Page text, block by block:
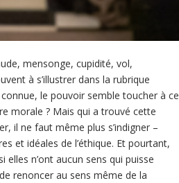
mensonge, cupidité, vol,
à s’illustrer dans la rubrique
le pouvoir semble toucher à ce
morale ? Mais qui a trouvé cette
il ne faut même plus s’indigner –
et idéales de l’éthique. Et pourtant,
n’ont aucun sens qui puisse
renoncer au sens même de la